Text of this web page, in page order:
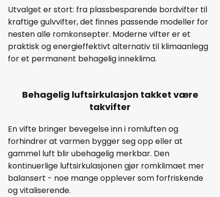
Utvalget er stort: fra plassbesparende bordvifter til
kraftige gulvvifter, det finnes passende modeller for
nesten alle romkonsepter. Moderne vifter er et
praktisk og energieffektivt alternativ til klimaanlegg
for et permanent behagelig inneklima.
Behagelig luftsirkulasjon takket være
takvifter
En vifte bringer bevegelse inn i romluften og
forhindrer at varmen bygger seg opp eller at
gammel luft blir ubehagelig merkbar. Den
kontinuerlige luftsirkulasjonen gjør romklimaet mer
balansert - noe mange opplever som forfriskende
og vitaliserende.